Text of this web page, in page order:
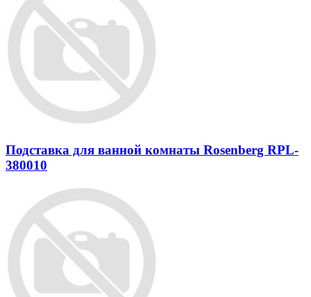
Подставка для ванной комнаты Rosenberg RPL-
380010